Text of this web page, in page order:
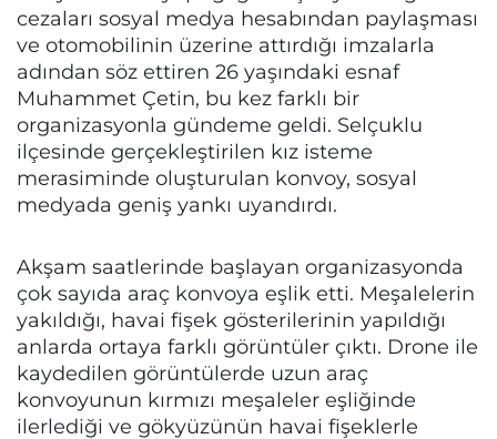
cezaları sosyal medya hesabından paylaşması
ve otomobilinin üzerine attırdığı imzalarla
adından söz ettiren 26 yaşındaki esnaf
Muhammet Çetin, bu kez farklı bir
organizasyonla gündeme geldi. Selçuklu
ilçesinde gerçekleştirilen kız isteme
merasiminde oluşturulan konvoy, sosyal
medyada geniş yankı uyandırdı.
Akşam saatlerinde başlayan organizasyonda
çok sayıda araç konvoya eşlik etti. Meşalelerin
yakıldığı, havai fişek gösterilerinin yapıldığı
anlarda ortaya farklı görüntüler çıktı. Drone ile
kaydedilen görüntülerde uzun araç
konvoyunun kırmızı meşaleler eşliğinde
ilerlediği ve gökyüzünün havai fişeklerle